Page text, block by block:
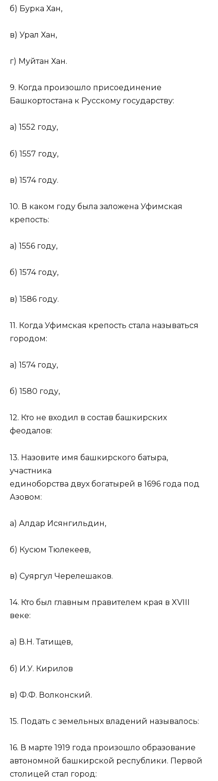
б) Бурка Хан,
в) Урал Хан,
г) Муйтан Хан.
9. Когда произошло присоединение
Башкортостана к Русскому государству:
а) 1552 году,
б) 1557 году,
в) 1574 году.
10. В каком году была заложена Уфимская
крепость:
а) 1556 году,
б) 1574 году,
в) 1586 году.
11. Когда Уфимская крепость стала называться
городом:
а) 1574 году,
б) 1580 году,
12. Кто не входил в состав башкирских
феодалов:
13. Назовите имя башкирского батыра,
участника
единоборства двух богатырей в 1696 года под
Азовом:
а) Алдар Исянгильдин,
б) Кусюм Тюлекеев,
в) Суяргул Черелешаков.
14. Кто был главным правителем края в XVIII
веке:
а) В.Н. Татищев,
б) И.У. Кирилов
в) Ф.Ф. Волконский.
15. Подать с земельных владений называлось:
16. В марте 1919 года произошло образование
автономной башкирской республики. Первой
столицей стал город: